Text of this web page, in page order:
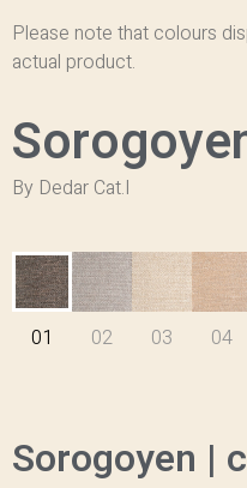
Please note that colours
actual product.
By Dedar Cat.I
01 02 03 04
Sorogoyen |